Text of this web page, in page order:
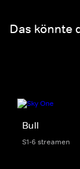
Das könnte
Bull
S1-6 streamen